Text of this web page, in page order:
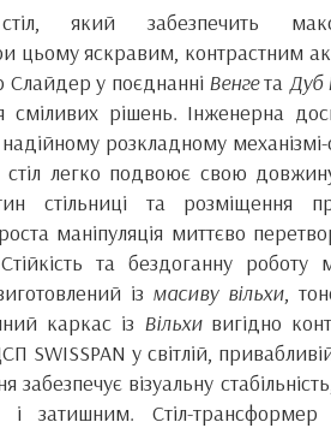
який забезпечить
цьому яскравим, контрастним
Слайдер у поєднанні Венгета Дуб
рішень. Інженерна
розкладному
легко подвоює свою
стільниці та розміщення
маніпуляція миттєво
та бездоганну роботу
із масиву вільхи,
каркас із Вільхивигідно
SWISSPAN у світлій,
забезпечує візуальну
і затишним. Стіл-